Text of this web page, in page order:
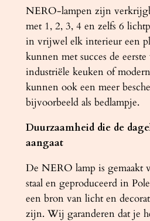
NERO-lampen zijn
met 1, 2, 3, 4 en zelfs 6
in vrijwel elk interieur een
kunnen met succes de
industriële keuken of
kunnen ook een meer
bijvoorbeeld als bedlampje.
Duurzaamheid die de
aangaat
De NERO lamp is gemaakt
staal en geproduceerd in
een bron van licht en
zijn. Wij garanderen dat je